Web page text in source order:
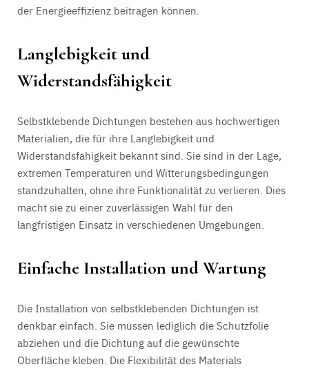
der Energieeffizienz beitragen können.
Langlebigkeit und
Widerstandsfähigkeit
Selbstklebende Dichtungen bestehen aus hochwertigen
Materialien, die für ihre Langlebigkeit und
Widerstandsfähigkeit bekannt sind. Sie sind in der Lage,
extremen Temperaturen und Witterungsbedingungen
standzuhalten, ohne ihre Funktionalität zu verlieren. Dies
macht sie zu einer zuverlässigen Wahl für den
langfristigen Einsatz in verschiedenen Umgebungen.
Einfache Installation und Wartung
Die Installation von selbstklebenden Dichtungen ist
denkbar einfach. Sie müssen lediglich die Schutzfolie
abziehen und die Dichtung auf die gewünschte
Oberfläche kleben. Die Flexibilität des Materials